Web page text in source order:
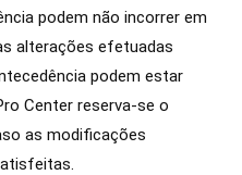
podem não incorrer em
alterações efetuadas
podem estar
Center reserva-se o
as modificações